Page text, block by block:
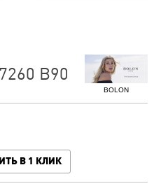
BOLON
B90
В 1 КЛИК